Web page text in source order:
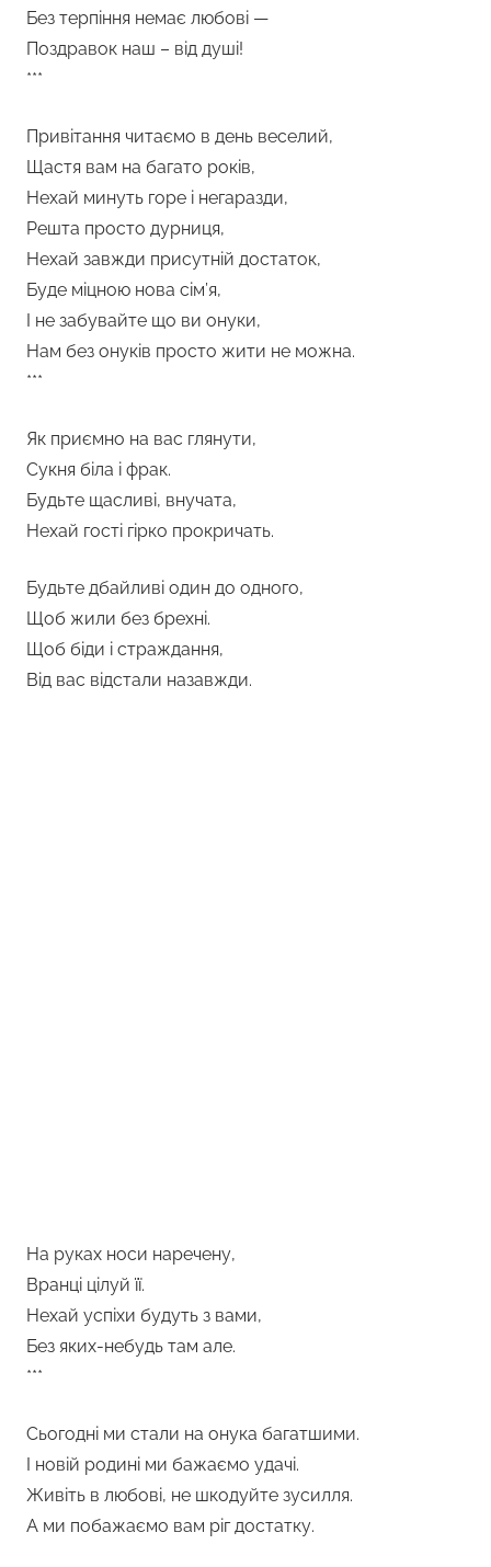
Без терпіння немає любові —
Поздравок наш – від душі!
***
Привітання читаємо в день веселий,
Щастя вам на багато років,
Нехай минуть горе і негаразди,
Решта просто дурниця,
Нехай завжди присутній достаток,
Буде міцною нова сім’я,
І не забувайте що ви онуки,
Нам без онуків просто жити не можна.
***
Як приємно на вас глянути,
Сукня біла і фрак.
Будьте щасливі, внучата,
Нехай гості гірко прокричать.
Будьте дбайливі один до одного,
Щоб жили без брехні.
Щоб біди і страждання,
Від вас відстали назавжди.
На руках носи наречену,
Вранці цілуй її.
Нехай успіхи будуть з вами,
Без яких-небудь там але.
***
Сьогодні ми стали на онука багатшими.
І новій родині ми бажаємо удачі.
Живіть в любові, не шкодуйте зусилля.
А ми побажаємо вам ріг достатку.